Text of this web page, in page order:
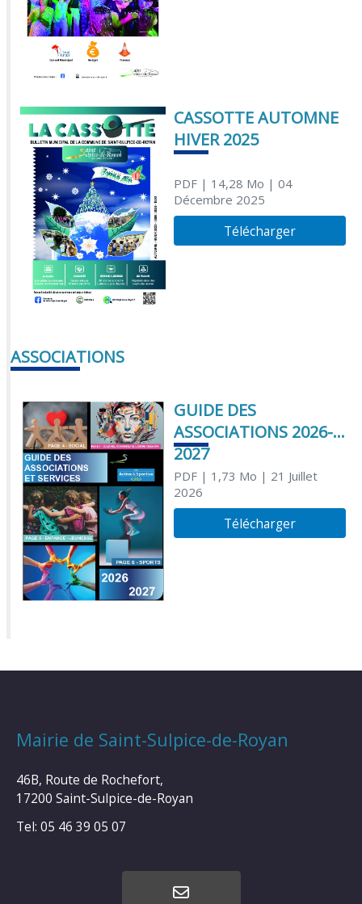
CASSOTTE AUTOMNE
HIVER 2025
PDF| 14,28 Mo | 04
Décembre 2025
Télécharger
ASSOCIATIONS
GUIDE DES
ASSOCIATIONS 2026-
2027
PDF| 1,73 Mo | 21 Juillet
2026
Télécharger
Mairie de Saint-Sulpice-de-Royan
46B, Route de Rochefort,
17200 Saint-Sulpice-de-Royan
Tel: 05 46 39 05 07